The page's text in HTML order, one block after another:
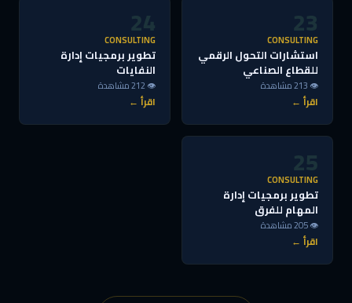
23
CONSULTING
استشارات التحول الرقمي
للقطاع الصناعي
👁 213 مشاهدة
اقرأ ←
24
CONSULTING
تطوير برمجيات إدارة
النفايات
👁 212 مشاهدة
اقرأ ←
25
CONSULTING
تطوير برمجيات إدارة
المهام للفرق
👁 205 مشاهدة
اقرأ ←